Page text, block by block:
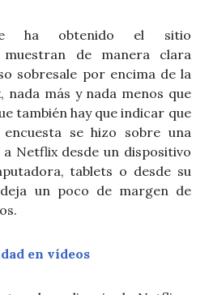
ha obtenido el sitio
de manera clara
sobresale por encima de la
más y nada menos que
también hay que indicar que
se hizo sobre una
a Netflix desde un dispositivo
tablets o desde su
un poco de margen de
en vídeos